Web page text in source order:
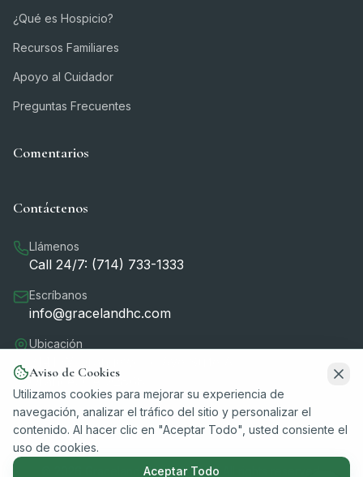
Aviso de Cookies
Utilizamos cookies para mejorar su experiencia de
navegación, analizar el tráfico del sitio y personalizar el
contenido. Al hacer clic en "Aceptar Todo", usted consiente el
uso de cookies.
Aceptar Todo
¿Qué es Hospicio?
Recursos Familiares
Apoyo al Cuidador
Preguntas Frecuentes
Comentarios
Contáctenos
Llámenos
Call 24/7: (714) 733-1333
Escríbanos
info@gracelandhc.com
Ubicación
Orange, CA 92868
Graceland Hospice Care. All rights reserved.